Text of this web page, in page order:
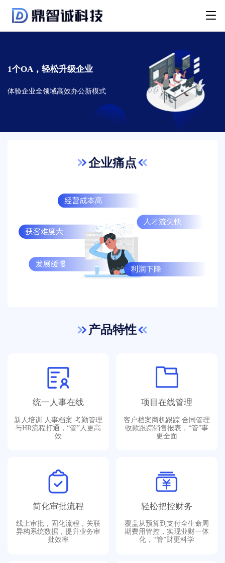
1个OA，轻松升级企业
体验企业全领域高效办公新模式
企业痛点
产品特性
统一人事在线
新人培训 人事档案 考勤管理
与HR流程打通，“管”人更高
效
项目在线管理
客户档案商机跟踪 合同管理
收款跟踪销售报表，“管”事
更全面
简化审批流程
线上审批，固化流程，关联
异构系统数据，提升业务审
批效率
轻松把控财务
覆盖从预算到支付全生命周
期费用管控，实现业财一体
化，“管”财更科学